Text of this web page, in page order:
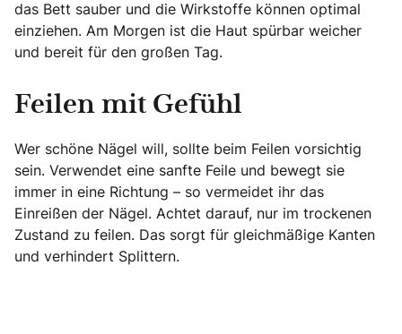
das Bett sauber und die Wirkstoffe können optimal
einziehen. Am Morgen ist die Haut spürbar weicher
und bereit für den großen Tag.
Feilen mit Gefühl
Wer schöne Nägel will, sollte beim Feilen vorsichtig
sein. Verwendet eine sanfte Feile und bewegt sie
immer in eine Richtung – so vermeidet ihr das
Einreißen der Nägel. Achtet darauf, nur im trockenen
Zustand zu feilen. Das sorgt für gleichmäßige Kanten
und verhindert Splittern.